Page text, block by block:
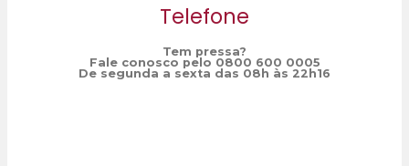
Telefone
Tem pressa?
Fale conosco pelo 0800 600 0005
De segunda a sexta das 08h às 22h16